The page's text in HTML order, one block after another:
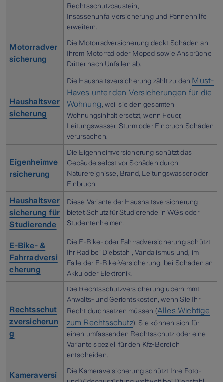
Rechtsschutzbaustein,
Insassenunfallversicherung und Pannenhilfe
erweitern.
Motorradver
sicherung
Die Motorradversicherung deckt Schäden an
Ihrem Motorrad oder Moped sowie Ansprüche
Dritter nach Unfällen ab.
Haushaltsver
sicherung
Die Haushaltsversicherung zählt zu den Must-
Haves unter den Versicherungen für die
Wohnung , weil sie den gesamten
Wohnungsinhalt ersetzt, wenn Feuer,
Leitungswasser, Sturm oder Einbruch Schäden
verursachen.
Eigenheimve
rsicherung
Die Eigenheimversicherung schützt das
Gebäude selbst vor Schäden durch
Naturereignisse, Brand, Leitungswasser oder
Einbruch.
Haushaltsver
sicherung für
Studierende
Diese Variante der Haushaltsversicherung
bietet Schutz für Studierende in WGs oder
Studentenheimen.
E-Bike- &
Fahrradversi
cherung
Die E-Bike- oder Fahrradversicherung schützt
Ihr Rad bei Diebstahl, Vandalismus und, im
Falle der E-Bike-Versicherung, bei Schäden an
Akku oder Elektronik.
Rechtsschut
zversicherun
g
Die Rechtsschutzversicherung übernimmt
Anwalts- und Gerichtskosten, wenn Sie Ihr
Recht durchsetzen müssen (Alles Wichtige
zum Rechtsschutz). Sie können sich für
einen umfassenden Rechtsschutz oder eine
Variante speziell für den Kfz-Bereich
entscheiden.
Kameraversi
Die Kameraversicherung schützt Ihre Foto-